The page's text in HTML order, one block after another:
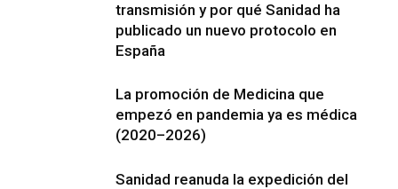
transmisión y por qué Sanidad ha
publicado un nuevo protocolo en
España
La promoción de Medicina que
empezó en pandemia ya es médica
(2020–2026)
Sanidad reanuda la expedición del